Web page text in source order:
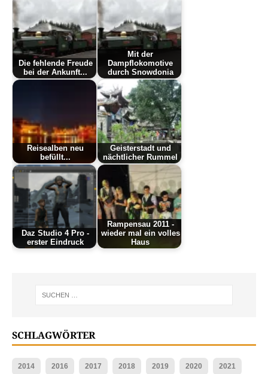
Die fehlende Freude
bei der Ankunft...
Mit der
Dampflokomotive
durch Snowdonia
Reisealben neu
befüllt...
Geisterstadt und
nächtlicher Rummel
Daz Studio 4 Pro -
erster Eindruck
Rampensau 2011 -
wieder mal ein volles
Haus
SCHLAGWÖRTER
2014 2016 2017 2018 2019 2020 2021